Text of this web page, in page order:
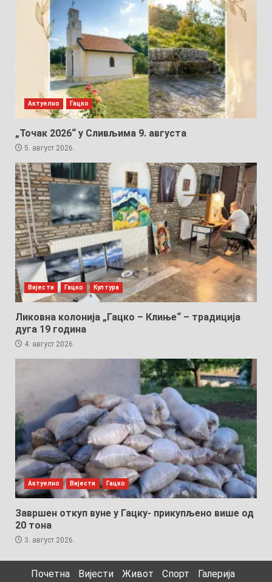
Актуелно Гацко
„Точак 2026“ у Сливљима 9. августа
5. август 2026.
Вијести Гацко Култура
Ликовна колонија „Гацко – Клиње“ – традиција
дуга 19 година
4. август 2026.
Актуелно Вијести Гацко
Завршен откуп вуне у Гацку- прикупљено више од
20 тона
3. август 2026.
Почетна Вијести Живот Спорт Галерија